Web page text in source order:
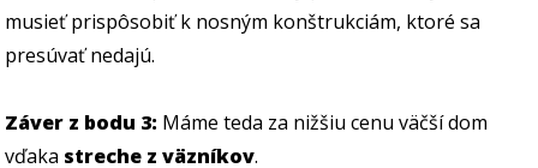
musieť prispôsobiť k nosným konštrukciám, ktoré sa
presúvať nedajú.
Záver z bodu 3: Máme teda za nižšiu cenu väčší dom
vďaka streche z väzníkov.